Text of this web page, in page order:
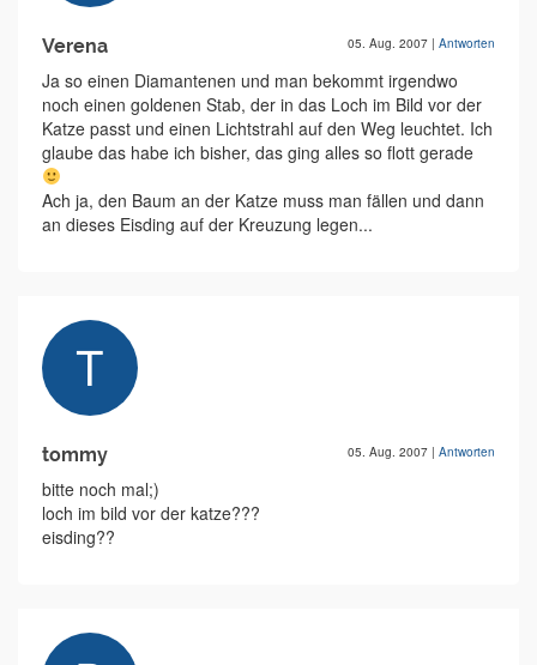
Verena 05. Aug. 2007 | Antworten
Ja so einen Diamantenen und man bekommt irgendwo
noch einen goldenen Stab, der in das Loch im Bild vor der
Katze passt und einen Lichtstrahl auf den Weg leuchtet. Ich
glaube das habe ich bisher, das ging alles so flott gerade
Ach ja, den Baum an der Katze muss man fällen und dann
an dieses Eisding auf der Kreuzung legen...
tommy 05. Aug. 2007 | Antworten
bitte noch mal;)
loch im bild vor der katze???
eisding??